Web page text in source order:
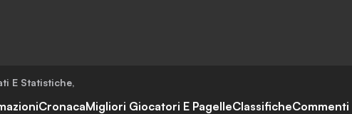
E Statistiche,
CronacaMigliori Giocatori E PagelleClassificheCommenti